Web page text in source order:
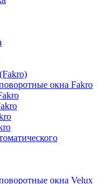
окна Fakro
окна Velux